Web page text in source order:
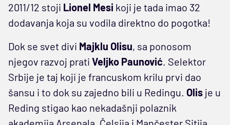
2011/12 stoji Lionel Mesi koji je tada imao 32
dodavanja koja su vodila direktno do pogotka!
Dok se svet divi Majklu Olisu, sa ponosom
njegov razvoj prati Veljko Paunović. Selektor
Srbije je taj koji je francuskom krilu prvi dao
šansu i to dok su zajedno bili u Redingu. Olis je u
Reding stigao kao nekadašnji polaznik